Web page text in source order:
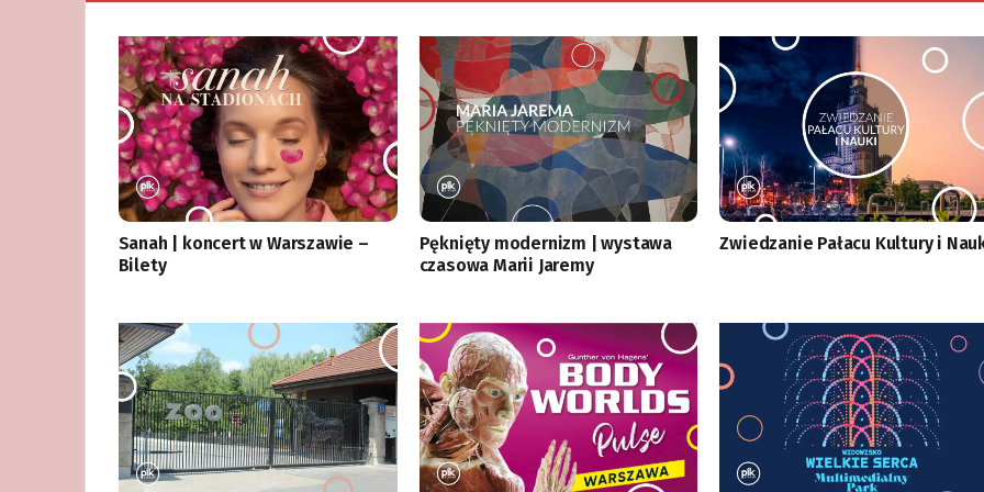
Sanah | koncert w Warszawie –
Bilety
Pęknięty modernizm | wystawa
czasowa Marii Jaremy
Zwiedzanie Pałacu Kultury i